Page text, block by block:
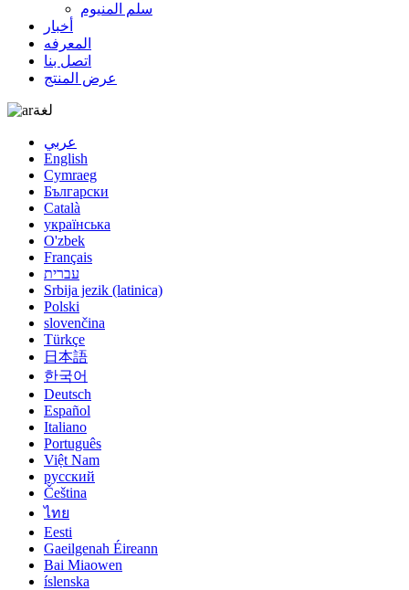
سلم المنيوم
أخبار
المعرفه
اتصل بنا
عرض المنتج
لغة
عربي
English
Cymraeg
Български
Català
українська
O'zbek
Français
עברית
Srbija jezik (latinica)
Polski
slovenčina
Türkçe
日本語
한국어
Deutsch
Español
Italiano
Português
Việt Nam
русский
Čeština
ไทย
Eesti
Gaeilgenah Éireann
Bai Miaowen
íslenska